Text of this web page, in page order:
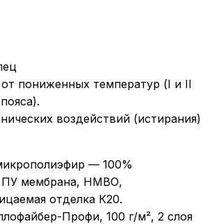
пониженных температур (I и II
воздействий (истирания)
— 100%
ПУ мембрана, НМВО,
отделка К20.
Профи, 100 г/м², 2 слоя